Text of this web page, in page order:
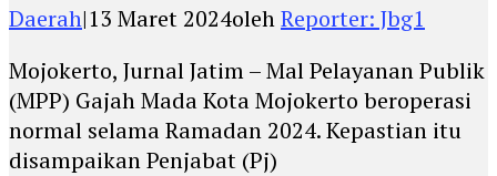
Daerah|13 Maret 2024olehReporter: Jbg1
Mojokerto, Jurnal Jatim – Mal Pelayanan Publik
(MPP) Gajah Mada Kota Mojokerto beroperasi
normal selama Ramadan 2024. Kepastian itu
disampaikan Penjabat (Pj)